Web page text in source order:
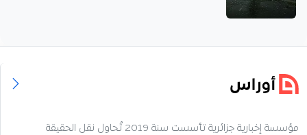
مؤسسة إخبارية جزائرية تأسست سنة 2019 تُحاول نقل الحقيقة